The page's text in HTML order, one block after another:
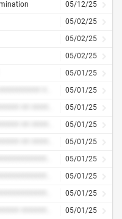
05/12/25
05/02/25
05/02/25
05/02/25
05/01/25
05/01/25
05/01/25
05/01/25
05/01/25
05/01/25
05/01/25
05/01/25
05/01/25